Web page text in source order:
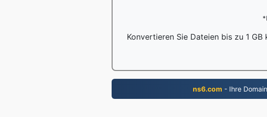
Konvertieren Sie Dateien bis zu 1
ns6.com - Ihre